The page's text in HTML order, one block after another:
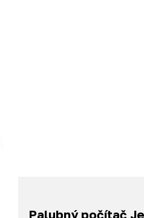
Palubný počítač